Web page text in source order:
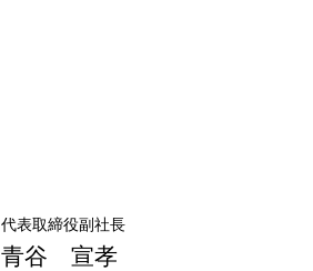
代表取締役副社長
青谷 宣孝